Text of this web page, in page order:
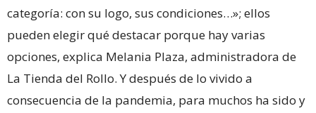
categoría: con su logo, sus condiciones…»; ellos
pueden elegir qué destacar porque hay varias
opciones, explica Melania Plaza, administradora de
La Tienda del Rollo. Y después de lo vivido a
consecuencia de la pandemia, para muchos ha sido y